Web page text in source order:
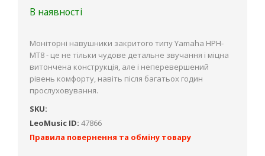
В наявності
Моніторні навушники закритого типу Yamaha HPH-
MT8 - це не тільки чудове детальне звучання і міцна
витончена конструкція, але і неперевершений
рівень комфорту, навіть після багатьох годин
прослуховування.
SKU:
LeoMusic ID: 47866
Правила повернення та обміну товару